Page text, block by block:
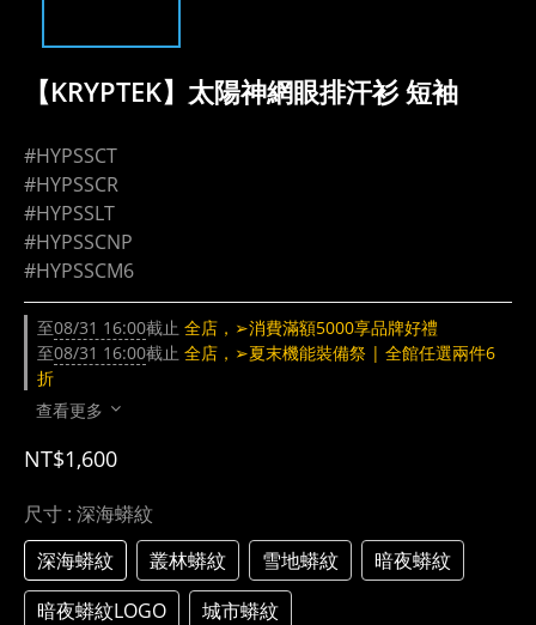
【KRYPTEK】太陽神網眼排汗衫 短袖
#HYPSSCT
#HYPSSCR
#HYPSSLT
#HYPSSCNP
#HYPSSCM6
至08/31 16:00截止 全店，➢消費滿額5000享品牌好禮
至08/31 16:00截止 全店，➢夏末機能裝備祭 | 全館任選兩件6
折
查看更多
NT$1,600
尺寸 : 深海蟒紋
深海蟒紋
叢林蟒紋 雪地蟒紋
暗夜蟒紋
暗夜蟒紋LOGO
城市蟒紋